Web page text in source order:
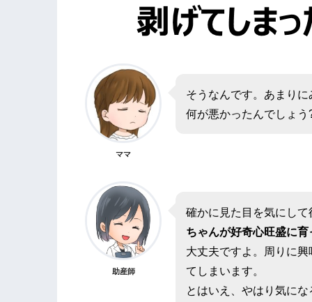
ママ
そうなんです。あまり
何が悪かったんでしょ
助産師
確かに見た目を気にし
ちゃんが好奇心旺盛に
大丈夫ですよ。周りに
てしまいます。
とはいえ、やはり気に